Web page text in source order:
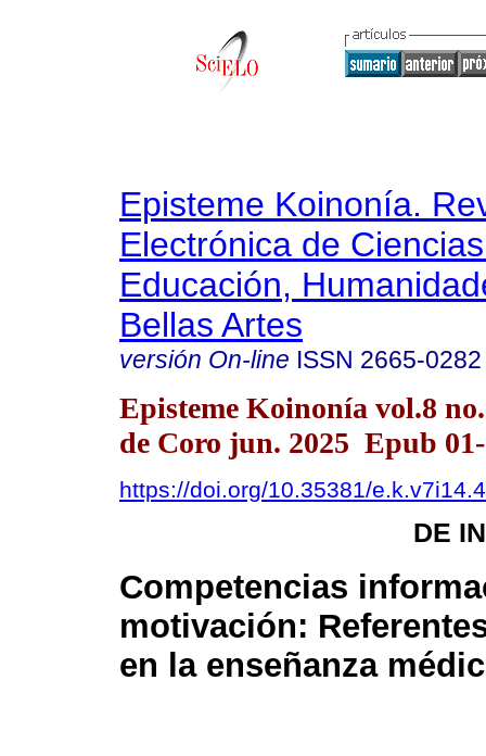
Episteme Koinonía.
Electrónica de
Educación,
Bellas Artes
versión On-line ISSN 2665-0282
Episteme Koinonía vol.8
de Coro jun. 2025 Epub
https://doi.org/10.35381/
DE
Competencias
motivación:
en la enseñanza